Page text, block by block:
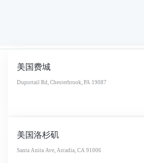
美国费城
Duportail Rd, Chesterbrook, PA 19087
美国洛杉矶
Santa Anita Ave, Arcadia, CA 91006